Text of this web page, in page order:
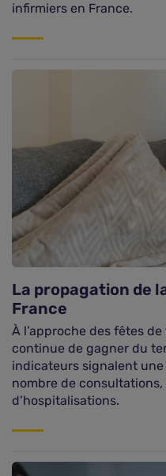
infirmiers en France.
La propagation de
France
À l’approche des fêtes
continue de gagner du
indicateurs signalent
nombre de
d’hospitalisations.